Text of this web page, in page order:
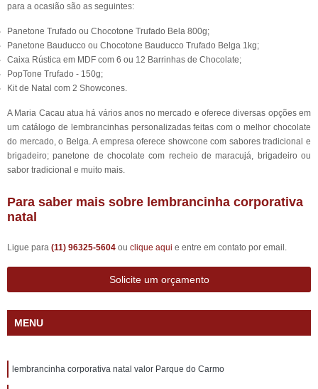
para a ocasião são as seguintes:
Panetone Trufado ou Chocotone Trufado Bela 800g;
Panetone Bauducco ou Chocotone Bauducco Trufado Belga 1kg;
Caixa Rústica em MDF com 6 ou 12 Barrinhas de Chocolate;
PopTone Trufado - 150g;
Kit de Natal com 2 Showcones.
A Maria Cacau atua há vários anos no mercado e oferece diversas opções em
um catálogo de lembrancinhas personalizadas feitas com o melhor chocolate
do mercado, o Belga. A empresa oferece showcone com sabores tradicional e
brigadeiro; panetone de chocolate com recheio de maracujá, brigadeiro ou
sabor tradicional e muito mais.
Para saber mais sobre lembrancinha corporativa
natal
Ligue para (11) 96325-5604 ou clique aqui e entre em contato por email.
Solicite um orçamento
MENU
lembrancinha corporativa natal valor Parque do Carmo